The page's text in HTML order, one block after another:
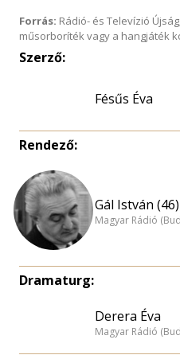
Forrás: Rádió- és Televízió
műsorboríték vagy a hangjáték
Szerző:
Fésűs Éva
Rendező:
Gál István (46)
Magyar Rádió
Dramaturg:
Derera Éva
Magyar Rádió